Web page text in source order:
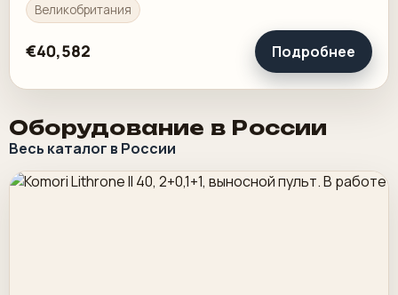
Великобритания
€40,582 Подробнее
Оборудование в России
Весь каталог в России